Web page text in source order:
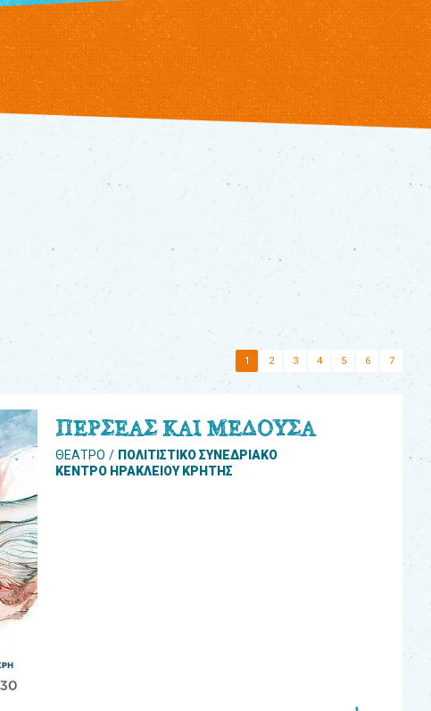
1 2 3 4 5 6 7
ΠΕΡΣΕΑΣ ΚΑΙ ΜΕΔΟΥΣΑ
ΘΕΑΤΡΟ
ΠΟΛΙΤΙΣΤΙΚΟ ΣΥΝΕΔΡΙΑΚΟ
ΚΕΝΤΡΟ ΗΡΑΚΛΕΙΟΥ ΚΡΗΤΗΣ